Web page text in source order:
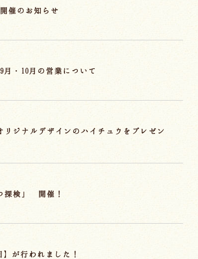
催のお知らせ
月・10月の営業について
リジナルデザインのハイチュウをプレゼン
探検」 開催！
が行われました！